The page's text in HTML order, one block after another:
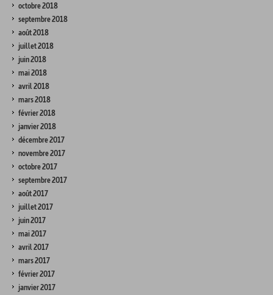
octobre 2018
septembre 2018
août 2018
juillet 2018
juin 2018
mai 2018
avril 2018
mars 2018
février 2018
janvier 2018
décembre 2017
novembre 2017
octobre 2017
septembre 2017
août 2017
juillet 2017
juin 2017
mai 2017
avril 2017
mars 2017
février 2017
janvier 2017